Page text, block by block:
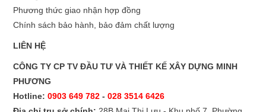
Phương thức giao nhận hợp đồng
Chính sách bảo hành, bảo đảm chất lượng
LIÊN HỆ
CÔNG TY CP TV ĐẦU TƯ VÀ THIẾT KẾ XÂY DỰNG MINH
PHƯƠNG
Hotline: 0903 649 782- 028 3514 6426